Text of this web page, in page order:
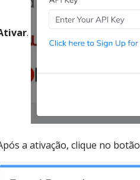
.
a ativação, clique no botão